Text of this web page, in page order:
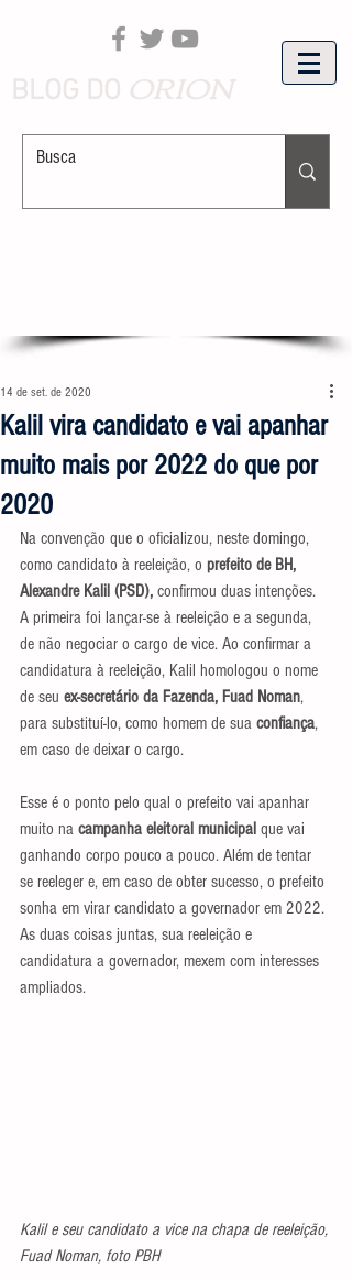
Kalil vira candidato e vai apanhar
muito mais por 2022 do que por
2020
14 de set. de 2020
Na convenção que o oficializou, neste domingo,
como candidato à reeleição, o prefeito de BH,
Alexandre Kalil (PSD), confirmou duas intenções.
A primeira foi lançar-se à reeleição e a segunda,
de não negociar o cargo de vice. Ao confirmar a
candidatura à reeleição, Kalil homologou o nome
de seu ex-secretário da Fazenda, Fuad Noman,
para substituí-lo, como homem de sua confiança,
em caso de deixar o cargo.
Esse é o ponto pelo qual o prefeito vai apanhar
muito na campanha eleitoral municipal que vai
ganhando corpo pouco a pouco. Além de tentar
se reeleger e, em caso de obter sucesso, o prefeito
sonha em virar candidato a governador em 2022.
As duas coisas juntas, sua reeleição e
candidatura a governador, mexem com interesses
ampliados.
Kalil e seu candidato a vice na chapa de reeleição,
Fuad Noman, foto PBH